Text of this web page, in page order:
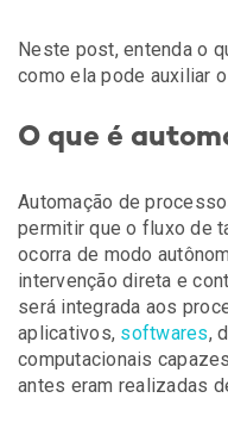
Neste post, entenda o
como ela pode auxiliar
O que é
Automação de
permitir que o fluxo de
ocorra de modo
intervenção direta e
será integrada aos
aplicativos, softwares,
computacionais
antes eram realizadas